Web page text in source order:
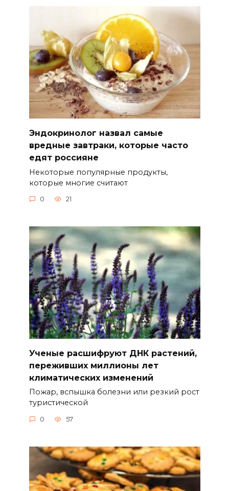
Эндокринолог назвал самые
вредные завтраки, которые часто
едят россияне
Некоторые популярные продукты,
которые многие считают
0 21
Ученые расшифруют ДНК растений,
переживших миллионы лет
климатических изменений
Пожар, вспышка болезни или резкий рост
туристической
0 57